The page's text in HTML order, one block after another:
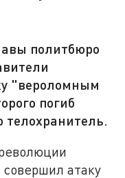
политбюро
"вероломным
погиб
телохранитель.
атаку